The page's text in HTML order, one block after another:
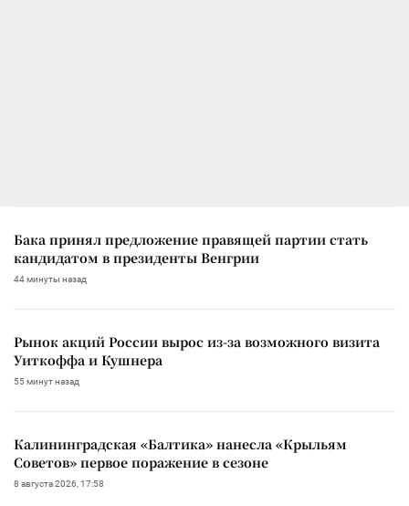
Бака принял предложение правящей партии стать
кандидатом в президенты Венгрии
44 минуты назад
Рынок акций России вырос из-за возможного визита
Уиткоффа и Кушнера
55 минут назад
Калининградская «Балтика» нанесла «Крыльям
Советов» первое поражение в сезоне
8 августа 2026, 17:58